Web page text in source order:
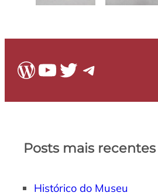
WordPress
Youtube
Twitter
Telegram
Posts mais recentes
Histórico do Museu